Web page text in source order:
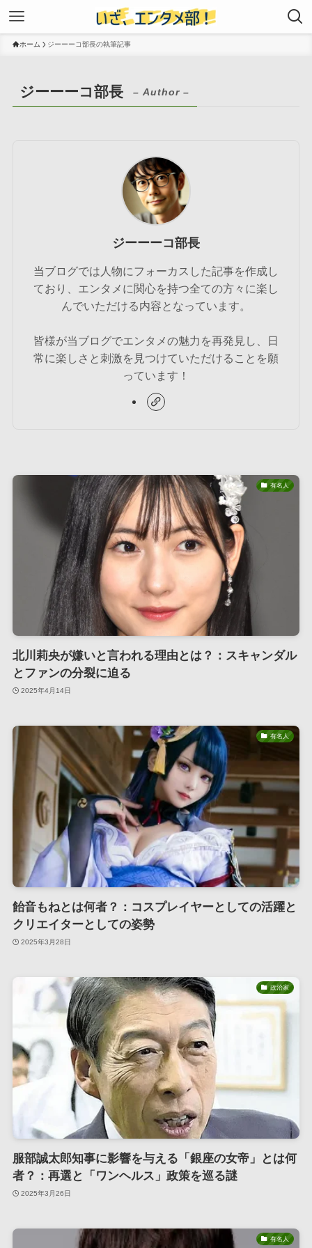
ホーム ジーーーコ部長の執筆記事
ジーーーコ部長 – Author –
ジーーーコ部長
当ブログでは人物にフォーカスした記事を作成し
ており、エンタメに関心を持つ全ての方々に楽し
んでいただける内容となっています。
皆様が当ブログでエンタメの魅力を再発見し、日
常に楽しさと刺激を見つけていただけることを願
っています！
有名人
北川莉央が嫌いと言われる理由とは？：スキャンダル
とファンの分裂に迫る
2025年4月14日
有名人
飴音もねとは何者？：コスプレイヤーとしての活躍と
クリエイターとしての姿勢
2025年3月28日
政治家
服部誠太郎知事に影響を与える「銀座の女帝」とは何
者？：再選と「ワンヘルス」政策を巡る謎
2025年3月26日
有名人